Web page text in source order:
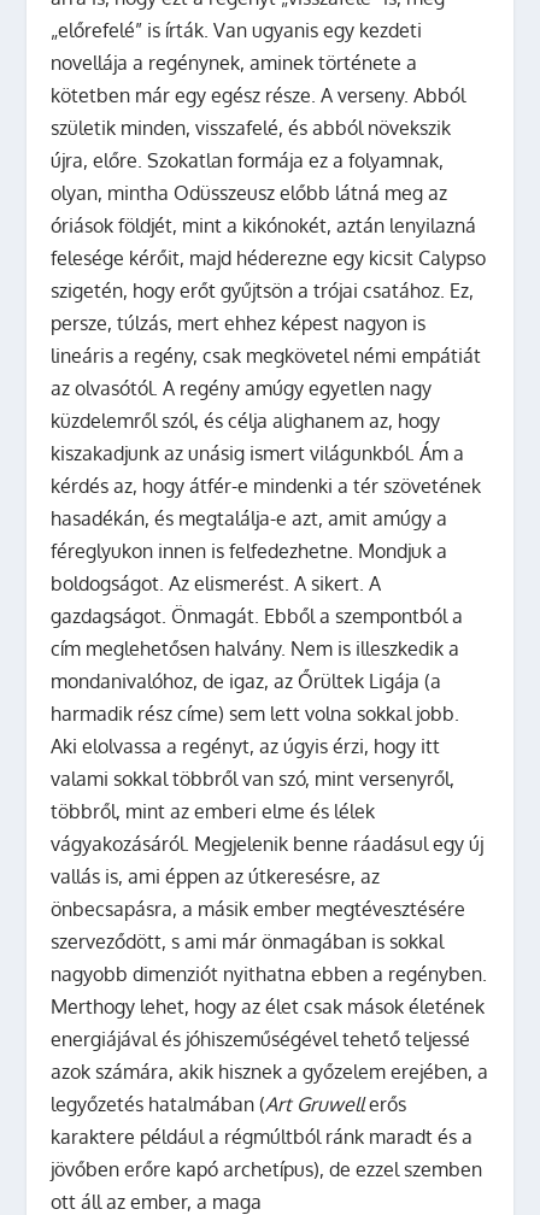
„előrefelé” is írták. Van ugyanis egy kezdeti
novellája a regénynek, aminek története a
kötetben már egy egész része. A verseny. Abból
születik minden, visszafelé, és abból növekszik
újra, előre. Szokatlan formája ez a folyamnak,
olyan, mintha Odüsszeusz előbb látná meg az
óriások földjét, mint a kikónokét, aztán lenyilazná
felesége kérőit, majd héderezne egy kicsit Calypso
szigetén, hogy erőt gyűjtsön a trójai csatához. Ez,
persze, túlzás, mert ehhez képest nagyon is
lineáris a regény, csak megkövetel némi empátiát
az olvasótól. A regény amúgy egyetlen nagy
küzdelemről szól, és célja alighanem az, hogy
kiszakadjunk az unásig ismert világunkból. Ám a
kérdés az, hogy átfér-e mindenki a tér szövetének
hasadékán, és megtalálja-e azt, amit amúgy a
féreglyukon innen is felfedezhetne. Mondjuk a
boldogságot. Az elismerést. A sikert. A
gazdagságot. Önmagát. Ebből a szempontból a
cím meglehetősen halvány. Nem is illeszkedik a
mondanivalóhoz, de igaz, az Őrültek Ligája (a
harmadik rész címe) sem lett volna sokkal jobb.
Aki elolvassa a regényt, az úgyis érzi, hogy itt
valami sokkal többről van szó, mint versenyről,
többről, mint az emberi elme és lélek
vágyakozásáról. Megjelenik benne ráadásul egy új
vallás is, ami éppen az útkeresésre, az
önbecsapásra, a másik ember megtévesztésére
szerveződött, s ami már önmagában is sokkal
nagyobb dimenziót nyithatna ebben a regényben.
Merthogy lehet, hogy az élet csak mások életének
energiájával és jóhiszeműségével tehető teljessé
azok számára, akik hisznek a győzelem erejében, a
legyőzetés hatalmában (Art Gruwellerős
karaktere például a régmúltból ránk maradt és a
jövőben erőre kapó archetípus), de ezzel szemben
ott áll az ember, a maga